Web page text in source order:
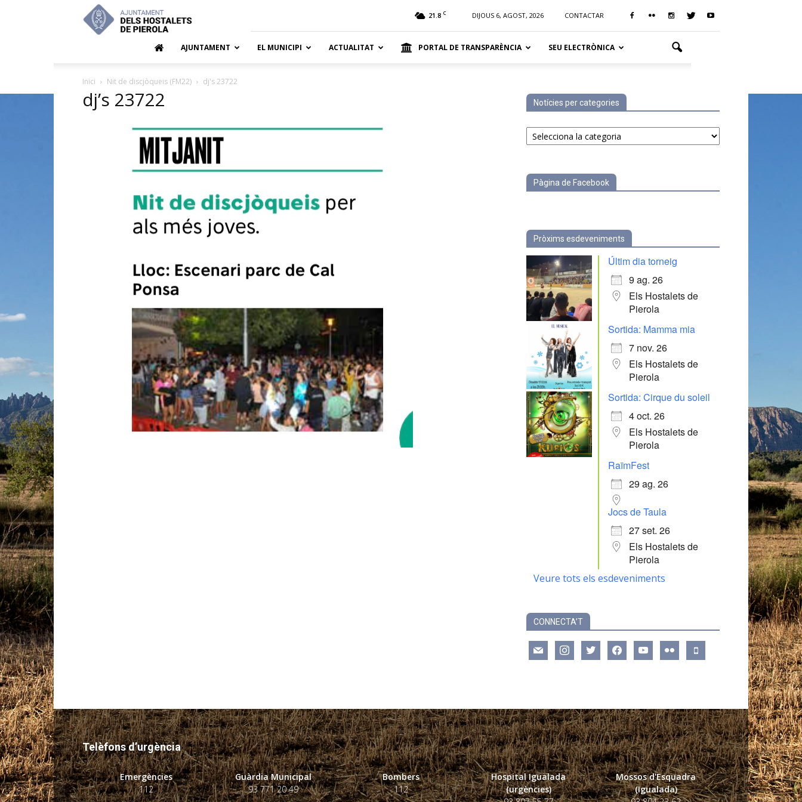
Hostalets
de
21.8 C DIJOUS 6, AGOST, 2026 CONTACTAR
AJUNTAMENT EL MUNICIPI ACTUALITAT PORTAL DE TRANSPARÈNCIA SEU ELECTRÒNICA
Inici Nit de discjòqueis (FM22) dj's 23722
dj’s 23722 Notícies per categories
Notícies
per
Pàgina de Facebook
Pròxims esdeveniments
Últim dia torneig
9 ag. 26
Els Hostalets de
Pierola
Sortida: Mamma mia
7 nov. 26
Els Hostalets de
Pierola
Sortida: Cirque du soleil
4 oct. 26
Els Hostalets de
Pierola
RaïmFest
29 ag. 26
Jocs de Taula
27 set. 26
Els Hostalets de
Pierola
Veure tots els esdeveniments
CONNECTA’T
mail instagramtwitter facebookyoutube flickr mobile
Telèfons d’urgència
Emergències
112
Guàrdia Municipal
93 771 20 49
Bombers
112
Hospital Igualada
(urgències)
Mossos d'Esquadra
(Igualada)